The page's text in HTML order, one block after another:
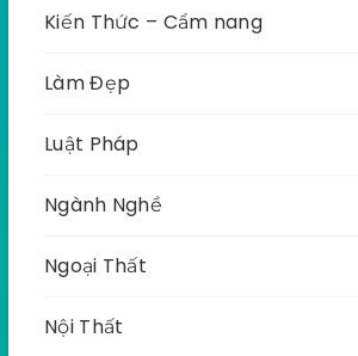
Kiến Thức – Cẩm nang
Làm Đẹp
Luật Pháp
Ngành Nghề
Ngoại Thất
Nội Thất